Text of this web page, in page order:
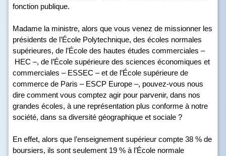
fonction publique.
Madame la ministre, alors que vous venez de missionner les
présidents de l’École Polytechnique, des écoles normales
supérieures, de l’École des hautes études commerciales –
HEC –, de l’École supérieure des sciences économiques et
commerciales – ESSEC – et de l’École supérieure de
commerce de Paris – ESCP Europe –, pouvez-vous nous
dire comment vous comptez agir pour parvenir, dans nos
grandes écoles, à une représentation plus conforme à notre
société, dans sa diversité géographique et sociale ?
En effet, alors que l’enseignement supérieur compte 38 % de
boursiers, ils sont seulement 19 % à l’École normale